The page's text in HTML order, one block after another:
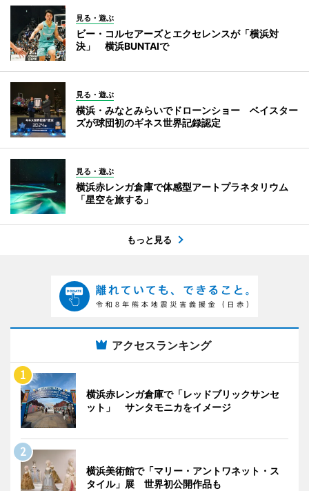
見る・遊ぶ
ビー・コルセアーズとエクセレンスが「横浜対
決」 横浜BUNTAIで
見る・遊ぶ
横浜・みなとみらいでドローンショー ベイスター
ズが球団初のギネス世界記録認定
見る・遊ぶ
横浜赤レンガ倉庫で体感型アートプラネタリウム
「星空を旅する」
もっと見る
アクセスランキング
横浜赤レンガ倉庫で「レッドブリックサンセ
ット」 サンタモニカをイメージ
横浜美術館で「マリー・アントワネット・ス
タイル」展 世界初公開作品も